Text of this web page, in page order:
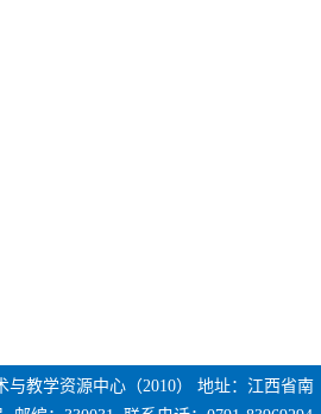
教学资源中心（2010） 地址：江西省南